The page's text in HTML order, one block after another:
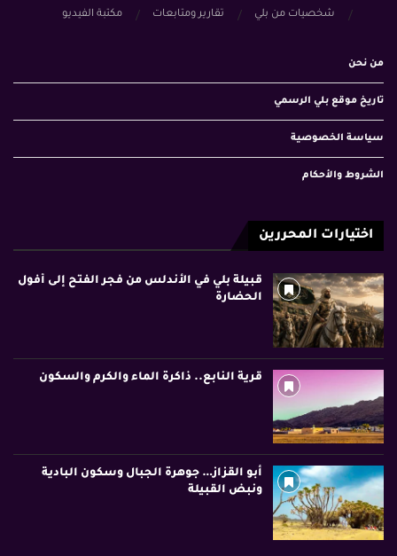
شخصيات من بلي
تقارير ومتابعات مكتبة الفيديو
من نحن
تاريخ موقع بلي الرسمي
سياسة الخصوصية
الشروط والأحكام
اختيارات المحررين
قبيلة بلي في الأندلس من فجر الفتح إلى أفول
الحضارة
قرية النابع.. ذاكرة الماء والكرم والسكون
أبو القزاز… جوهرة الجبال وسكون البادية
ونبض القبيلة